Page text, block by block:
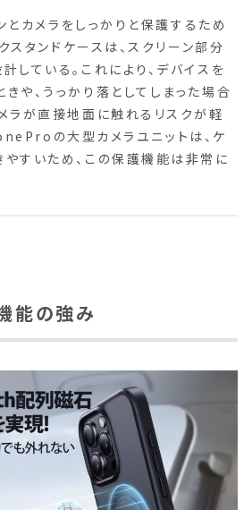
カメラをしっかりと保護するため
タンドケースは、スクリーン部分
している。これにより、デバイスを
や、うっかり落としてしまった場合
ラが直接地面に触れるリスクが軽
の大型カメラユニットは、ケ
すいため、この保護機能は非常に
能の強み